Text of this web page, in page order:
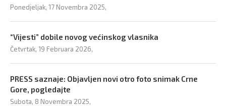
Ponedjeljak, 17 Novembra 2025,
“Vijesti” dobile novog većinskog vlasnika
Četvrtak, 19 Februara 2026,
PRESS saznaje: Objavljen novi otro foto snimak Crne
Gore, pogledajte
Subota, 8 Novembra 2025,